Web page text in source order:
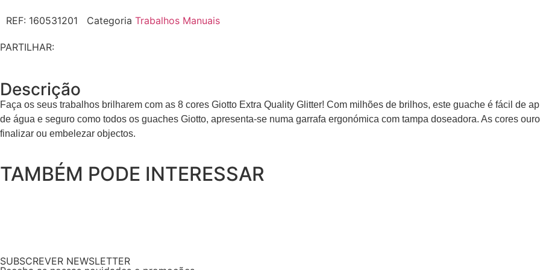
REF: 160531201 Categoria Trabalhos Manuais
PARTILHAR:
Descrição
Faça os seus trabalhos brilharem com as 8 cores Giotto Extra Quality Glitter! Com milhões de brilhos, este guache é fácil de
de água e seguro como todos os guaches Giotto, apresenta-se numa garrafa ergonómica com tampa doseadora. As cores
finalizar ou embelezar objectos.
TAMBÉM PODE INTERESSAR
SUBSCREVER NEWSLETTER